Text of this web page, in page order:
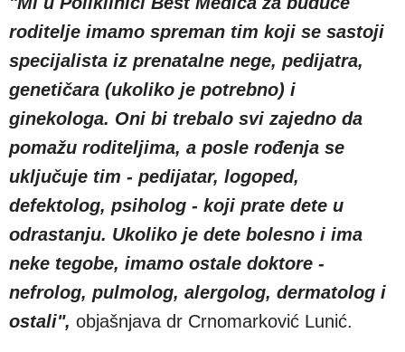
roditelje imamo spreman tim koji se sastoji
specijalista iz prenatalne nege, pedijatra,
genetičara (ukoliko je potrebno) i
ginekologa. Oni bi trebalo svi zajedno da
pomažu roditeljima, a posle rođenja se
uključuje tim - pedijatar, logoped,
defektolog, psiholog - koji prate dete u
odrastanju. Ukoliko je dete bolesno i ima
neke tegobe, imamo ostale doktore -
nefrolog, pulmolog, alergolog, dermatolog i
ostali", objašnjava dr Crnomarković Lunić.